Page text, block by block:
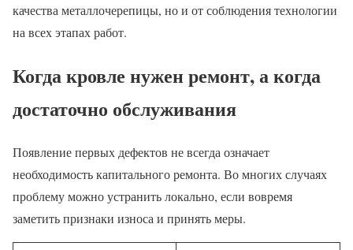
качества металлочерепицы, но и от соблюдения технологии
на всех этапах работ.
Когда кровле нужен ремонт, а когда
достаточно обслуживания
Появление первых дефектов не всегда означает
необходимость капитального ремонта. Во многих случаях
проблему можно устранить локально, если вовремя
заметить признаки износа и принять меры.